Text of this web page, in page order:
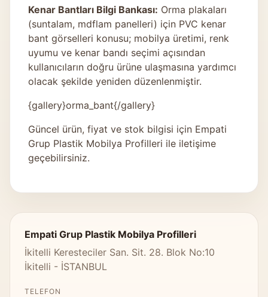
Kenar Bantları Bilgi Bankası: Orma plakaları
(suntalam, mdflam panelleri) için PVC kenar
bant görselleri konusu; mobilya üretimi, renk
uyumu ve kenar bandı seçimi açısından
kullanıcıların doğru ürüne ulaşmasına yardımcı
olacak şekilde yeniden düzenlenmiştir.
{gallery}orma_bant{/gallery}
Güncel ürün, fiyat ve stok bilgisi için Empati
Grup Plastik Mobilya Profilleri ile iletişime
geçebilirsiniz.
Empati Grup Plastik Mobilya Profilleri
İkitelli Keresteciler San. Sit. 28. Blok No:10
İkitelli - İSTANBUL
TELEFON